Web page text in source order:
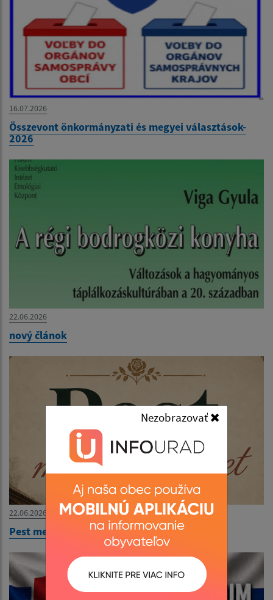
16.07.2026
Összevont önkormányzati és megyei választások-
2026
22.06.2026
nový článok
22.06.2026
Pest megér egy estet
Nezobrazovať